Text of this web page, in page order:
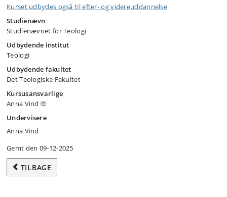
Kurset udbydes også til efter- og videreuddannelse
Studienævn
Studienævnet for Teologi
Udbydende institut
Teologi
Udbydende fakultet
Det Teologiske Fakultet
Kursusansvarlige
Anna Vind
Undervisere
Anna Vind
Gemt den 09-12-2025
TILBAGE